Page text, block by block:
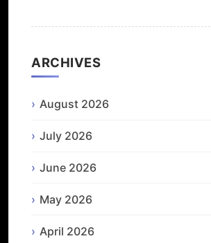
ARCHIVES
August 2026
July 2026
June 2026
May 2026
April 2026